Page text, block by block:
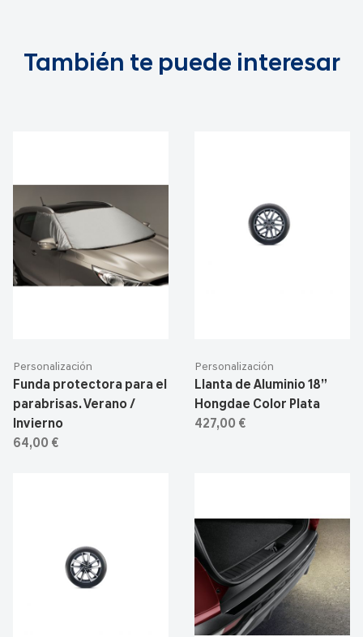
También te puede interesar
Personalización
Funda protectora para el
parabrisas. Verano /
Invierno
64,00 €
Personalización
Llanta de Aluminio 18”
Hongdae Color Plata
427,00 €